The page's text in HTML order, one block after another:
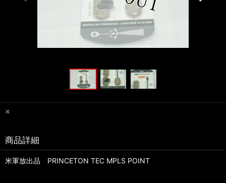
×
商品詳細
米軍放出品 PRINCETON TEC MPLS POINT